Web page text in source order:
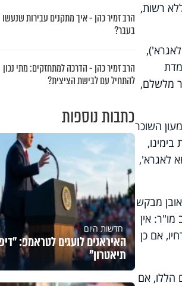
רשות,
מלשלם,
השוכר
לאגרא',
מבקש
אין
אם כן
הללו, אם
הרב זמיר כהן - איך מתקנים עבירות שנעשו
בעבר?
הרב זמיר כהן - הדרכה למתחזקים: מתי נכון
להתחיל עם לבישת הציצית?
כתבות נוספות
חדשות היום
האיראנים לועגים לטראמפ:
תיאטרון"